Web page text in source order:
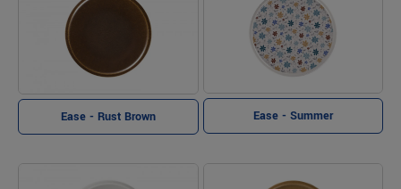
Ease - Rust Brown Ease - Summer